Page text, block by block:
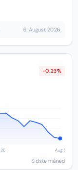
6. August 2026
-0.23%
Sidste måned